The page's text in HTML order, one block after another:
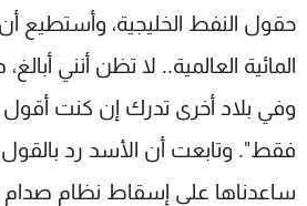
حقول النفط الخليجية، وأستطيع
المائية العالمية.. لا تظن أنني
وفي بلاد أخرى تدرك إن كنت
فقط". وتابعت أن الأسد رد
ساعدناها على إسقاط نظام صدام